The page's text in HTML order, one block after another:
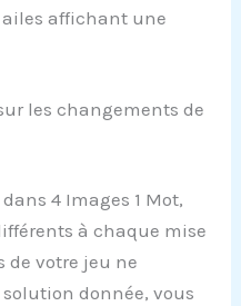
affichant une
les changements de
4 Images 1 Mot,
à chaque mise
de votre jeu ne
donnée, vous